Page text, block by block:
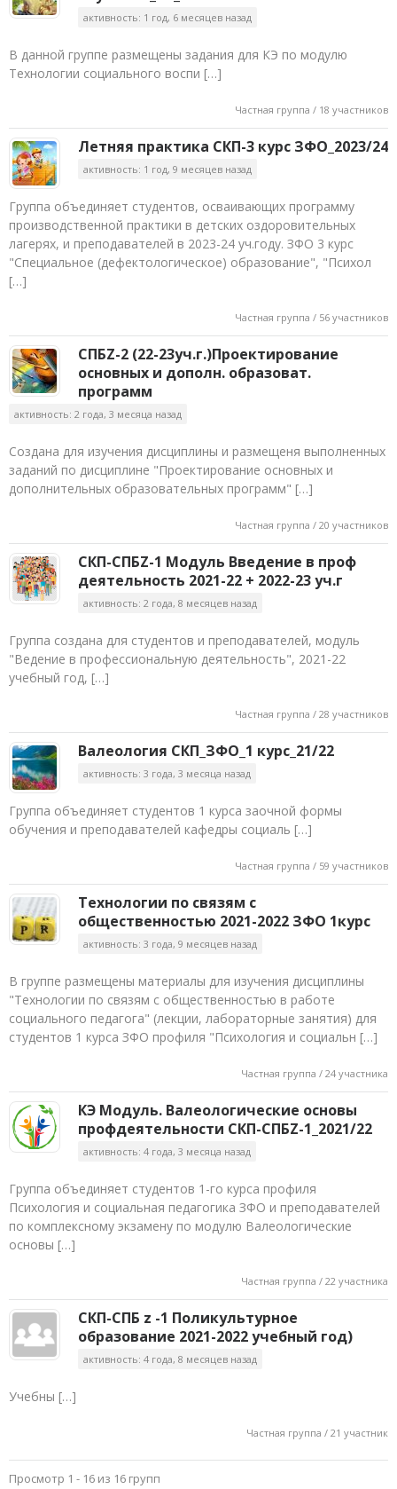
активность: 1 год, 6 месяцев назад
В данной группе размещены задания для КЭ по модулю
Технологии социального воспи […]
Частная группа / 18 участников
Летняя практика СКП-3 курс ЗФО_2023/24
активность: 1 год, 9 месяцев назад
Группа объединяет студентов, осваивающих программу
производственной практики в детских оздоровительных
лагерях, и преподавателей в 2023-24 уч.году. ЗФО 3 курс
"Специальное (дефектологическое) образование", "Психол
[…]
Частная группа / 56 участников
СПБZ-2 (22-23уч.г.)Проектирование
основных и дополн. образоват.
программ
активность: 2 года, 3 месяца назад
Создана для изучения дисциплины и размещеня выполненных
заданий по дисциплине "Проектирование основных и
дополнительных образовательных программ" […]
Частная группа / 20 участников
СКП-СПБZ-1 Модуль Введение в проф
деятельность 2021-22 + 2022-23 уч.г
активность: 2 года, 8 месяцев назад
Группа создана для студентов и преподавателей, модуль
"Ведение в профессиональную деятельность", 2021-22
учебный год, […]
Частная группа / 28 участников
Валеология СКП_ЗФО_1 курс_21/22
активность: 3 года, 3 месяца назад
Группа объединяет студентов 1 курса заочной формы
обучения и преподавателей кафедры социаль […]
Частная группа / 59 участников
Технологии по связям с
общественностью 2021-2022 ЗФО 1курс
активность: 3 года, 9 месяцев назад
В группе размещены материалы для изучения дисциплины
"Технологии по связям с общественностью в работе
социального педагога" (лекции, лабораторные занятия) для
студентов 1 курса ЗФО профиля "Психология и социальн […]
Частная группа / 24 участника
КЭ Модуль. Валеологические основы
профдеятельности СКП-СПБZ-1_2021/22
активность: 4 года, 3 месяца назад
Группа объединяет студентов 1-го курса профиля
Психология и социальная педагогика ЗФО и преподавателей
по комплексному экзамену по модулю Валеологические
основы […]
Частная группа / 22 участника
СКП-СПБ z -1 Поликультурное
образование 2021-2022 учебный год)
активность: 4 года, 8 месяцев назад
Учебны […]
Частная группа / 21 участник
Просмотр 1 - 16 из 16 групп